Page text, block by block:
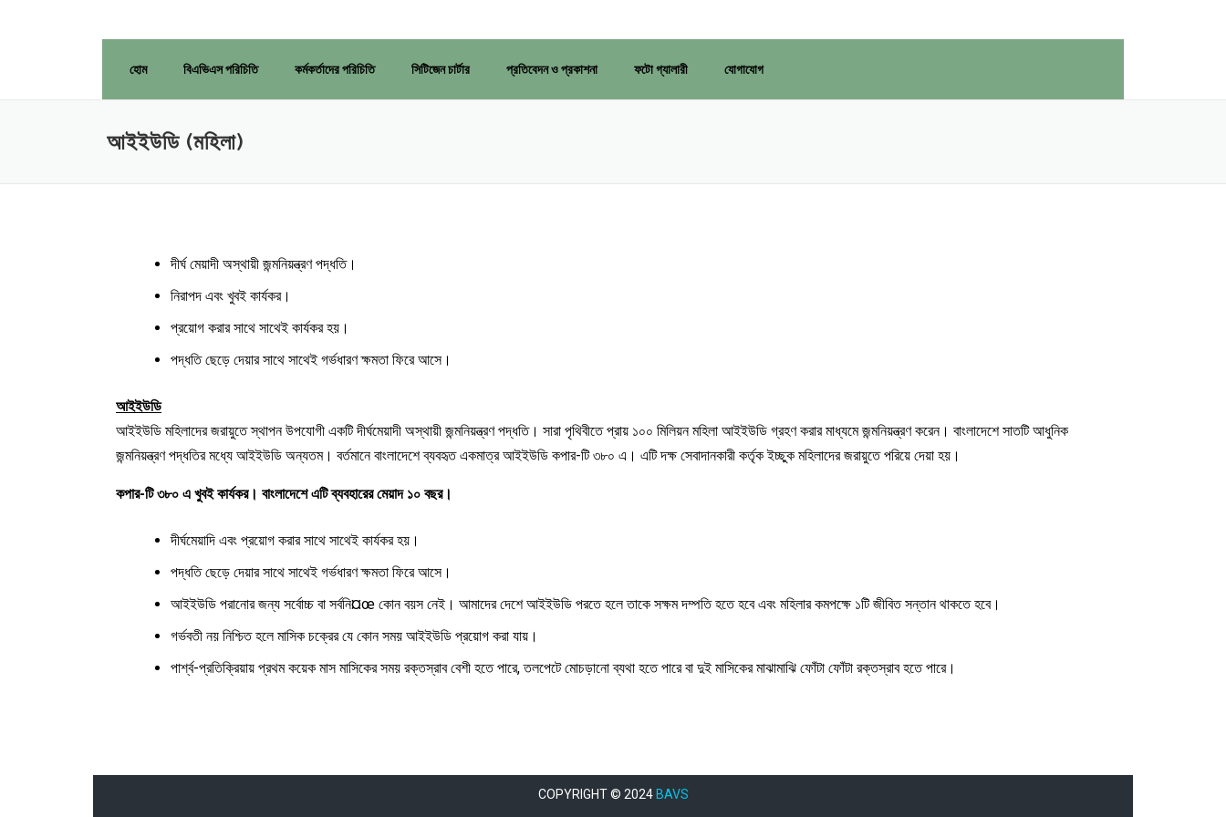
হোম বিএভিএস পরিচিতি কর্মকর্তাদের পরিচিতি সিটিজেন চার্টার প্রতিবেদন ও প্রকাশনা ফটো গ্যালারী যোগাযোগ
আইইউডি (মহিলা)
দীর্ঘ মেয়াদী অস্থায়ী জন্মনিয়ন্ত্রণ পদ্ধতি।
নিরাপদ এবং খুবই কার্যকর।
প্রয়োগ করার সাথে সাথেই কার্যকর হয়।
পদ্ধতি ছেড়ে দেয়ার সাথে সাথেই গর্ভধারণ ক্ষমতা ফিরে আসে।
আইইউডি
আইইউডি মহিলাদের জরায়ুতে স্থাপন উপযোগী একটি দীর্ঘমেয়াদী অস্থায়ী জন্মনিয়ন্ত্রণ পদ্ধতি। সারা পৃথিবীতে প্রায় ১০০ মিলিয়ন মহিলা আইইউডি গ্রহণ করার মাধ্যমে জন্মনিয়ন্ত্রণ করেন। বাংলাদেশে সাতটি আধুনিক
জন্মনিয়ন্ত্রণ পদ্ধতির মধ্যে আইইউডি অন্যতম। বর্তমানে বাংলাদেশে ব্যবহৃত একমাত্র আইইউডি কপার-টি ৩৮০ এ। এটি দক্ষ সেবাদানকারী কর্তৃক ইচ্ছুক মহিলাদের জরায়ুতে পরিয়ে দেয়া হয়।
কপার-টি ৩৮০ এ খুবই কার্যকর। বাংলাদেশে এটি ব্যবহারের মেয়াদ ১০ বছর।
দীর্ঘমেয়াদি এবং প্রয়োগ করার সাথে সাথেই কার্যকর হয়।
পদ্ধতি ছেড়ে দেয়ার সাথে সাথেই গর্ভধারণ ক্ষমতা ফিরে আসে।
আইইউডি পরানোর জন্য সর্বোচ্চ বা সর্বনি¤œ কোন বয়স নেই। আমাদের দেশে আইইউডি পরতে হলে তাকে সক্ষম দম্পতি হতে হবে এবং মহিলার কমপক্ষে ১টি জীবিত সন্তান থাকতে হবে।
গর্ভবতী নয় নিশ্চিত হলে মাসিক চক্রের যে কোন সময় আইইউডি প্রয়োগ করা যায়।
পার্শ্ব-প্রতিক্রিয়ায় প্রথম কয়েক মাস মাসিকের সময় রক্তস্রাব বেশী হতে পারে, তলপেটে মোচড়ানো ব্যথা হতে পারে বা দুই মাসিকের মাঝামাঝি ফোঁটা ফোঁটা রক্তস্রাব হতে পারে।
COPYRIGHT © 2024 BAVS